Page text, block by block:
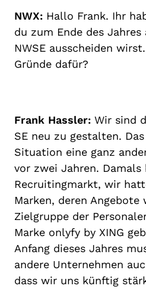
NWX: Hallo Frank. Ihr
du zum Ende des
NWSE ausscheiden
Gründe dafür?
Frank Hassler: Wir sind
SE neu zu gestalten.
Situation eine ganz
vor zwei Jahren.
Recruitingmarkt, wir
Marken, deren
Zielgruppe der
Marke onlyfy by XING
Anfang dieses Jahres
andere Unternehmen
dass wir uns künftig